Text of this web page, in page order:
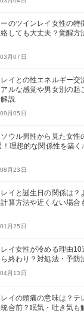
のツインレイ女性の特
しても大丈夫？覚醒方
月07日
イとの性エネルギー交
ルな感覚や男女別の起
説
月05日
ウル男性から見た女性
理想的な関係性を築く
月23日
イと誕生日の関係は？
計算方法や近くない場合
月25日
イ女性が冷める理由10
終わり？対処法・予防
月13日
イの頭痛の意味は？テ
合前？眠気・吐き気も